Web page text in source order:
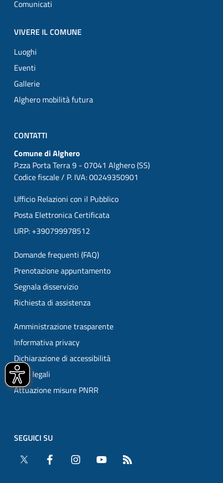
Comunicati
VIVERE IL COMUNE
Luoghi
Eventi
Gallerie
Alghero mobilità futura
CONTATTI
Comune di Alghero
P.zza Porta Terra 9 - 07041 Alghero (SS)
Codice fiscale / P. IVA: 00249350901
Ufficio Relazioni con il Pubblico
Posta Elettronica Certificata
URP: +390799978512
Domande frequenti (FAQ)
Prenotazione appuntamento
Segnala disservizio
Richiesta di assistenza
Amministrazione trasparente
Informativa privacy
Dichiarazione di accessibilità
Note legali
Attuazione misure PNRR
SEGUICI SU
Twitter
Facebook Instagram YouTube